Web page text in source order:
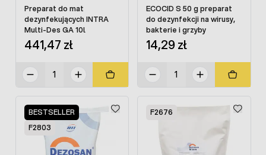
Preparat do mat
dezynfekujących INTRA
Multi-Des GA 10l
441,47 zł
ECOCID S 50 g preparat
do dezynfekcji na wirusy,
bakterie i grzyby
14,29 zł
BESTSELLER
F2803
F2676